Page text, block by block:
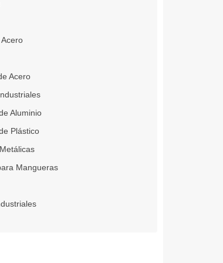
Acero
Aluminio
Plástico
Mangueras